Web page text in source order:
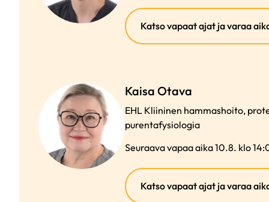
Katso vapaat ajat ja varaa
Kaisa Otava
EHL Kliininen hammashoito,
purentafysiologia
Seuraava vapaa aika 10.8. klo
Katso vapaat ajat ja varaa